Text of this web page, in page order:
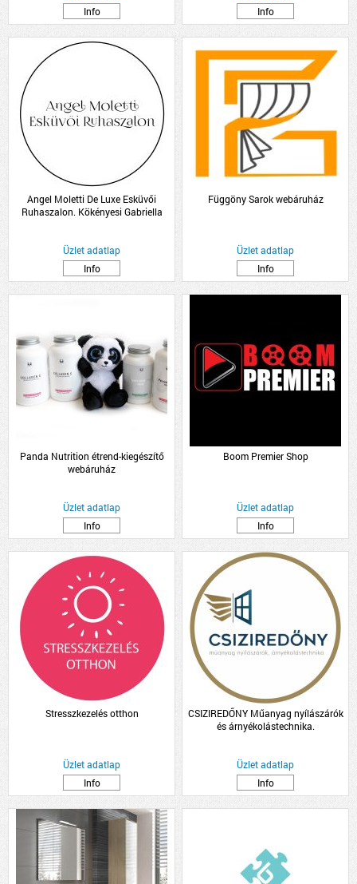
Info
Info
Angel Moletti De Luxe Esküvői
Ruhaszalon. Kökényesi Gabriella
Üzlet adatlap
Info
Függöny Sarok webáruház
Üzlet adatlap
Info
Panda Nutrition étrend-kiegészítő
webáruház
Üzlet adatlap
Info
Boom Premier Shop
Üzlet adatlap
Info
Stresszkezelés otthon
Üzlet adatlap
Info
CSIZIREDŐNY Műanyag nyílászárók
és árnyékolástechnika.
Üzlet adatlap
Info